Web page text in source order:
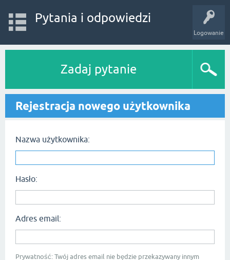
Logowanie
Pytania i odpowiedzi
Zadaj pytanie
Rejestracja nowego użytkownika
Nazwa użytkownika:
Hasło:
Adres email:
Prywatność: Twój adres email nie będzie przekazywany innym